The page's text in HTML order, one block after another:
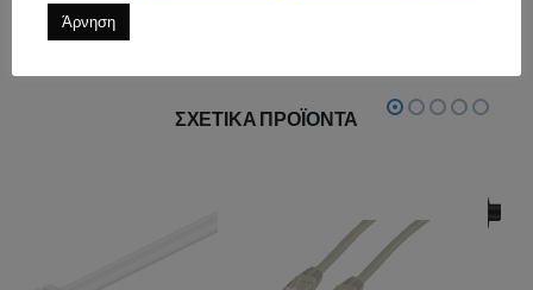
ΑΞΙΟΛΟΓΉΣΕΙΣ (0)
ΣΧΕΤΙΚΆ ΠΡΟΪΌΝΤΑ
ΕΞΑΝΤΛΗΜΈΝΟ
Άρνηση